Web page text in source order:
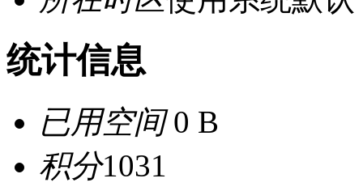
统计信息
已用空间0 B
积分1031